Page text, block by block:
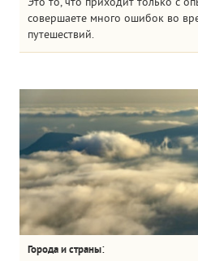
совершаете много ошибок во
путешествий.
Города и страны: